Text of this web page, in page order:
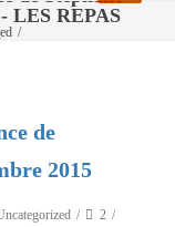
LES REPAS
/
de
2015
2